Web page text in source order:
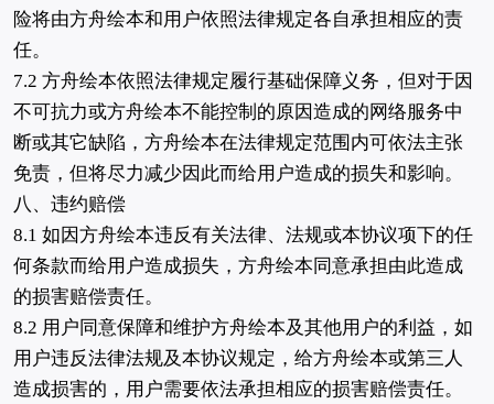
险将由方舟绘本和用户依照法律规定各自承担相应的责
任。
7.2 方舟绘本依照法律规定履行基础保障义务，但对于因
不可抗力或方舟绘本不能控制的原因造成的网络服务中
断或其它缺陷，方舟绘本在法律规定范围内可依法主张
免责，但将尽力减少因此而给用户造成的损失和影响。
八、违约赔偿
8.1 如因方舟绘本违反有关法律、法规或本协议项下的任
何条款而给用户造成损失，方舟绘本同意承担由此造成
的损害赔偿责任。
8.2 用户同意保障和维护方舟绘本及其他用户的利益，如
用户违反法律法规及本协议规定，给方舟绘本或第三人
造成损害的，用户需要依法承担相应的损害赔偿责任。